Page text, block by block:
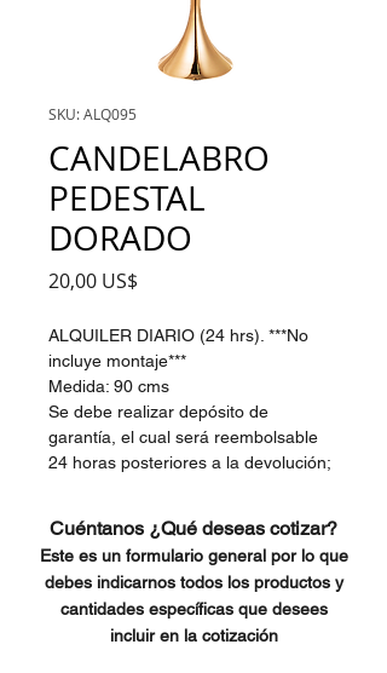
SKU: ALQ095
CANDELABRO
PEDESTAL
DORADO
20,00 US$
ALQUILER DIARIO (24 hrs). ***No
incluye montaje***
Medida: 90 cms
Se debe realizar depósito de
garantía, el cual será reembolsable
24 horas posteriores a la devolución;
Cuéntanos ¿Qué deseas cotizar?
Este es un formulario general por lo que
debes indicarnos todos los productos y
cantidades específicas que desees
incluir en la cotización